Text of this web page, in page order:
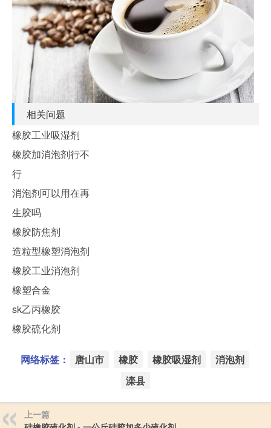
相关问题
橡胶工业吸湿剂
橡胶加消泡剂行不
行
消泡剂可以用在再
生胶吗
橡胶防焦剂
造粒型橡塑消泡剂
橡胶工业消泡剂
橡塑合金
sk乙丙橡胶
橡胶硫化剂
网络标签： 唐山市 橡胶 橡胶吸湿剂
消泡剂
滦县
上一篇